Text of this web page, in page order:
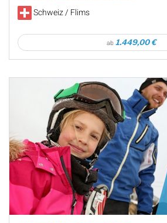
Schweiz / Flims
ab 1.449,00 €